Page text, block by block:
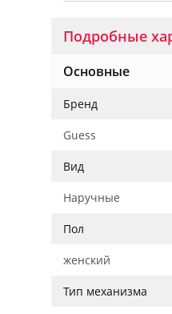
Подробные
Основные
Бренд
Guess
Вид
Наручные
Пол
женский
Тип механизма